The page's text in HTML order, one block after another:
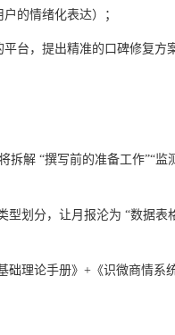
的情绪化表达）；
台，提出精准的口碑修复方
拆解 “撰写前的准备工作”“监
型划分，让月报沦为 “数据表
础理论手册》+《识微商情系